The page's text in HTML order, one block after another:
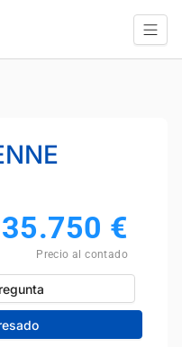
35.750 €
Precio al contado